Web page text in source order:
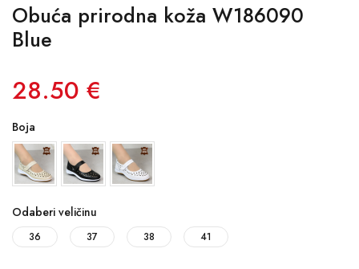
Obuća prirodna koža W186090
Blue
28.50 €
Boja
Odaberi veličinu
36 37 38 41